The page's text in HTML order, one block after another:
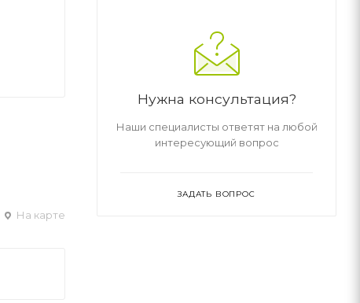
На карте
Нужна консультация?
Наши специалисты ответят на любой
интересующий вопрос
ЗАДАТЬ ВОПРОС